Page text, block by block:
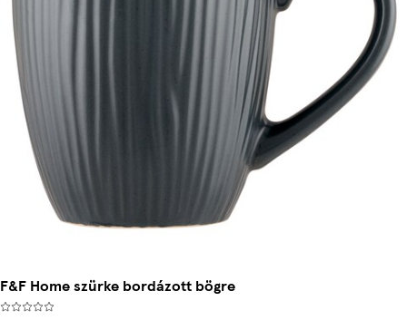
F&F Home szürke bordázott bögre